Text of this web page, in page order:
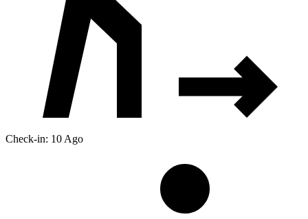
Check-in: 10 Ago